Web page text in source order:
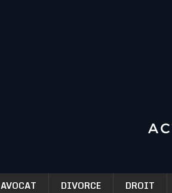
AVOCAT DIVORCE DROIT